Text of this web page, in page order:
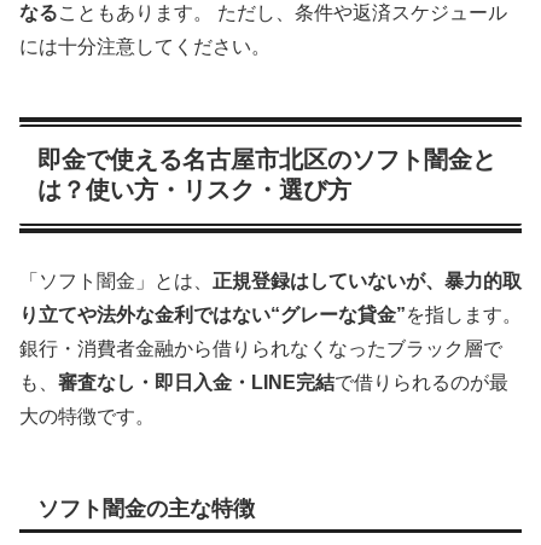
なることもあります。 ただし、条件や返済スケジュール
には十分注意してください。
即金で使える名古屋市北区のソフト闇金と
は？使い方・リスク・選び方
「ソフト闇金」とは、 正規登録はしていないが、暴力的取
り立てや法外な金利ではない“グレーな貸金”を指します。
銀行・消費者金融から借りられなくなったブラック層で
も、 審査なし・即日入金・LINE完結で借りられるのが最
大の特徴です。
ソフト闇金の主な特徴